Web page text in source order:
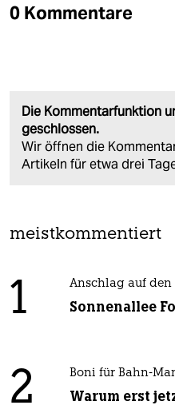
0 Kommentare
Die Kommentarfunktion
geschlossen.
Wir öffnen die
Artikeln für etwa drei
meistkommentiert
1 Anschlag auf den
Sonnenallee
2 Boni für Bahn-
Warum erst